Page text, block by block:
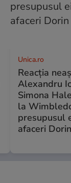
Unica.ro
Reacția
Alexandru
Simona
la
presupusul
afaceri